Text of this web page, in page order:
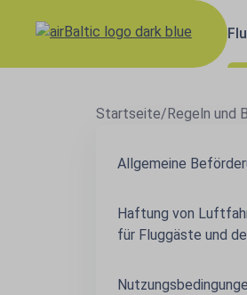
Startseite/Regeln und
Allgemeine
Haftung von
für Fluggäste und